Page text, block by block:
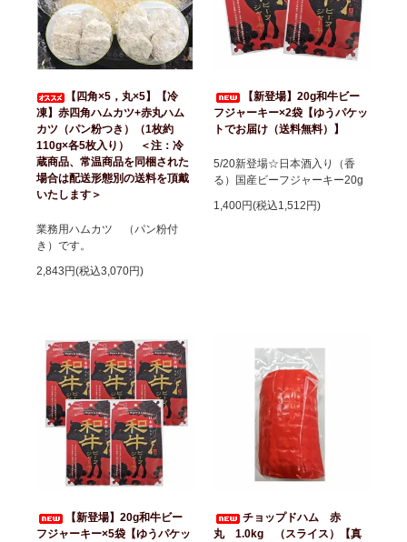
【四角×5，丸×5】【冷
凍】赤四角ハムカツ+赤丸ハム
カツ（パン粉つき）（1枚約
110g×各5枚入り） ＜注：冷
蔵商品、常温商品を同梱された
場合は配送形態別の送料を頂戴
いたします＞
業務用ハムカツ （パン粉付
き）です。
2,843円(税込3,070円)
【新登場】20g和牛ビー
フジャーキー×2袋【ゆうパケッ
トでお届け（送料無料）】
5/20新登場☆日本酒入り（香
る）国産ビーフジャーキー20g
1,400円(税込1,512円)
【新登場】20g和牛ビー
フジャーキー×5袋【ゆうパケッ
チョップドハム 赤
丸 1.0kg （スライス）【真